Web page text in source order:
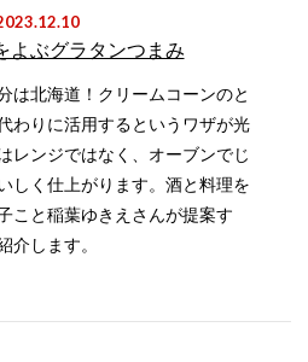
よぶグラタンつまみ
は北海道！クリームコーンのと
わりに活用するというワザが光
レンジではなく、オーブンでじ
しく仕上がります。酒と料理を
こと稲葉ゆきえさんが提案す
介します。